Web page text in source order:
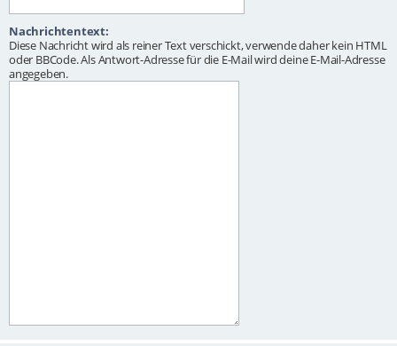
Nachrichtentext:
Diese Nachricht wird als reiner Text verschickt, verwende daher kein HTML
oder BBCode. Als Antwort-Adresse für die E-Mail wird deine E-Mail-Adresse
angegeben.